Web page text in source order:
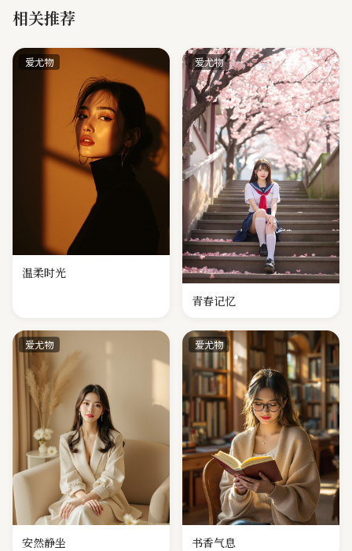
相关推荐
爱尤物
温柔时光
爱尤物
青春记忆
爱尤物
安然静坐
爱尤物
书香气息